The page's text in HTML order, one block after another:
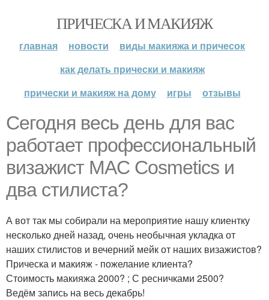
ПРИЧЕСКА И МАКИЯЖ
главная новости
виды макияжа и причесок
как делать прически и макияж
прически и макияж на дому
игры отзывы
Сегодня весь день для вас
работает профессиональный
визажист MAC Cosmetics и
два стилиста?
А вот так мы собирали на мероприятие нашу клиентку
несколько дней назад, очень необычная укладка от
наших стилистов и вечерний мейк от наших визажистов?
Прическа и макияж - пожелание клиента?
Стоимость макияжа 2000? ; С ресничками 2500?
Ведём запись на весь декабрь!